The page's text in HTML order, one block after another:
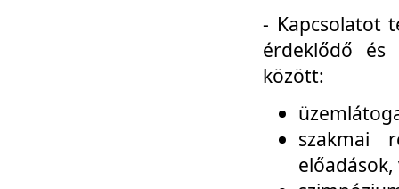
- Kapcsolatot
érdeklődő és
között:
szakmai